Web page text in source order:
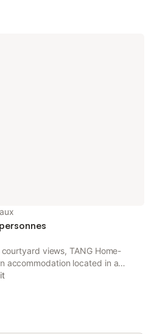
views, TANG Home-
accommodation located in a
700 metres from Esplanade des
Grand Théâtre de Bordeaux.